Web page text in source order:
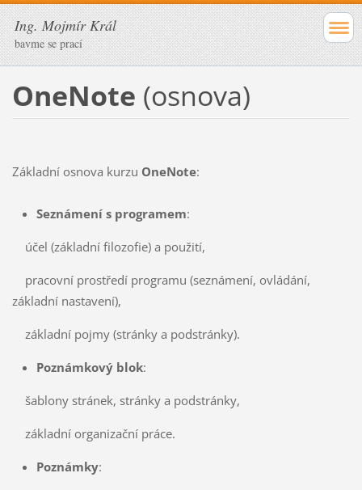
Ing. Mojmír Král
bavme se prací
OneNote (osnova)
Základní osnova kurzu OneNote:
Seznámení s programem:
účel (základní filozofie) a použití,
pracovní prostředí programu (seznámení, ovládání,
základní nastavení),
základní pojmy (stránky a podstránky).
Poznámkový blok:
šablony stránek, stránky a podstránky,
základní organizační práce.
Poznámky: